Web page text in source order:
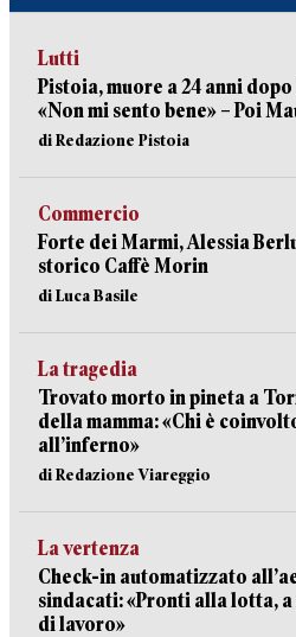
Lutti
Pistoia, muore a 24 anni
«Non mi sento bene» – Poi
di Redazione Pistoia
Commercio
Forte dei Marmi, Alessia
storico Caffè Morin
di Luca Basile
La tragedia
Trovato morto in pineta a
della mamma: «Chi è
all’inferno»
di Redazione Viareggio
La vertenza
Check-in automatizzato
sindacati: «Pronti alla lotta,
di lavoro»